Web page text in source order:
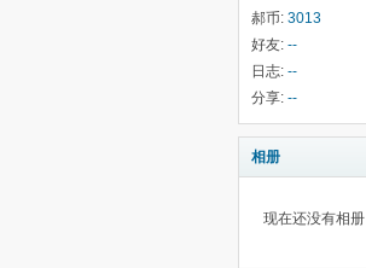
郝币: 3013
好友: --
日志: --
分享: --
相册
现在还没有相册